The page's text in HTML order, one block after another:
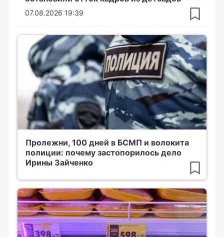
07.08.2026 19:39
Пролежни, 100 дней в БСМП и волокита
полиции: почему застопорилось дело
Ирины Зайченко